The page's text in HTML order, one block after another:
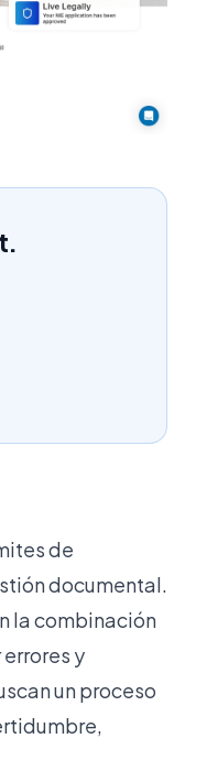
de
documental.
la combinación
y
un proceso